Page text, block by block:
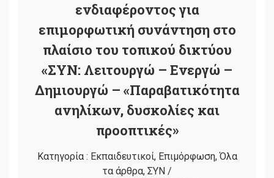
ενδιαφέροντος για
επιμορφωτική συνάντηση στο
πλαίσιο του τοπικού δικτύου
«ΣΥΝ: Λειτουργώ – Ενεργώ –
Δημιουργώ – «Παραβατικότητα
ανηλίκων, δυσκολίες και
προοπτικές»
Κατηγορία : Εκπαιδευτικοί, Επιμόρφωση,Όλα
τα άρθρα, ΣΥΝ /